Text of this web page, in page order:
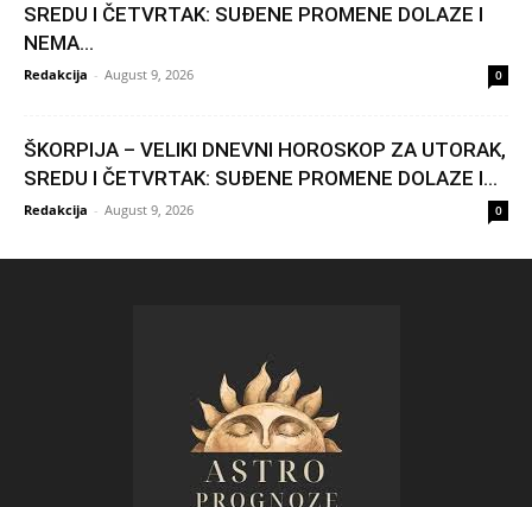
SREDU I ČETVRTAK: SUĐENE PROMENE DOLAZE I
NEMA...
Redakcija - August 9, 2026 0
ŠKORPIJA – VELIKI DNEVNI HOROSKOP ZA UTORAK,
SREDU I ČETVRTAK: SUĐENE PROMENE DOLAZE I...
Redakcija - August 9, 2026 0